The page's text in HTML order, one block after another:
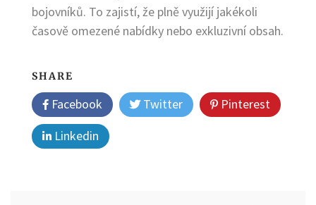
bojovníků. To zajistí, že plně využijí jakékoli
časově omezené nabídky nebo exkluzivní obsah.
SHARE
Facebook Twitter
Pinterest
Linkedin